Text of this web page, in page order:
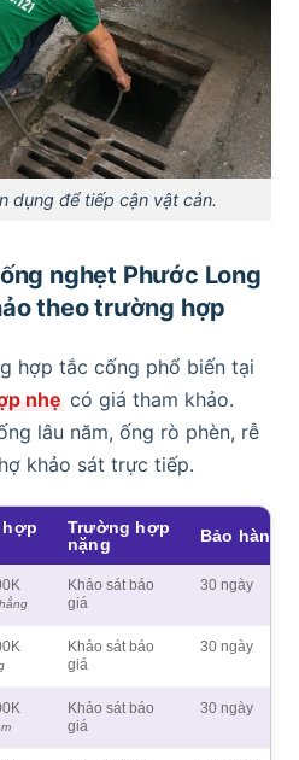
dụng để tiếp cận vật cản.
nghẹt Phước Long
theo trường hợp
hợp tắc cống phổ biến tại
nhẹ có giá tham khảo.
lâu năm, ống rò phèn, rễ
khảo sát trực tiếp.
Trường hợp
nặng
Bảo hành
Khảo sát báo
giá
30 ngày
Khảo sát báo
giá
30 ngày
Khảo sát báo
giá
30 ngày